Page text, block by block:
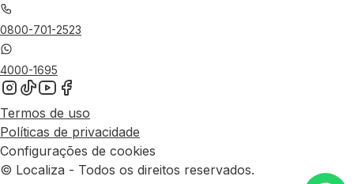
0800-701-2523
4000-1695
Termos de uso
Políticas de privacidade
Configurações de cookies
© Localiza - Todos os direitos reservados.